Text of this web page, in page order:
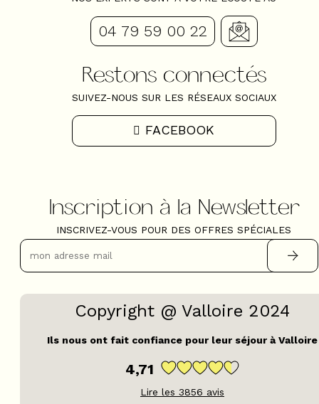
04 79 59 00 22
Restons connectés
SUIVEZ-NOUS SUR LES RÉSEAUX SOCIAUX
FACEBOOK
Inscription à la Newsletter
INSCRIVEZ-VOUS POUR DES OFFRES SPÉCIALES
Copyright @ Valloire 2024
Ils nous ont fait confiance pour leur séjour à Valloire
4,71
Lire les 3856 avis